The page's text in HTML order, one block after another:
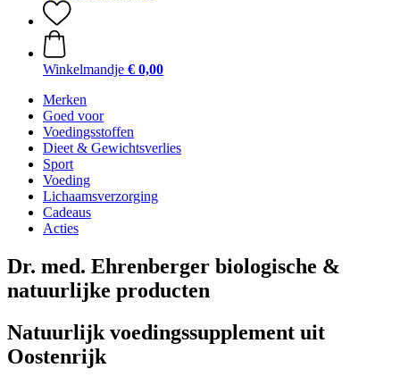
Winkelmandje € 0,00
Merken
Goed voor
Voedingsstoffen
Dieet & Gewichtsverlies
Sport
Voeding
Lichaamsverzorging
Cadeaus
Acties
Dr. med. Ehrenberger biologische &
natuurlijke producten
Natuurlijk voedingssupplement uit
Oostenrijk